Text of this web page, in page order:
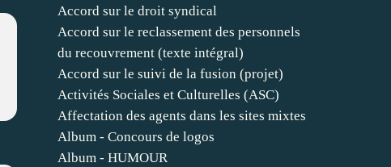
Accord sur le droit syndical
Accord sur le reclassement des personnels
du recouvrement (texte intégral)
Accord sur le suivi de la fusion (projet)
Activités Sociales et Culturelles (ASC)
Affectation des agents dans les sites mixtes
Album - Concours de logos
Album - HUMOUR